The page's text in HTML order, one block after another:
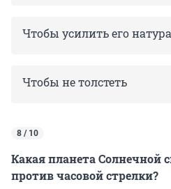
Чтобы усилитьего
Чтобы не толстеть
8 / 10
Какая планета Солнечной
против часовой стрелки?